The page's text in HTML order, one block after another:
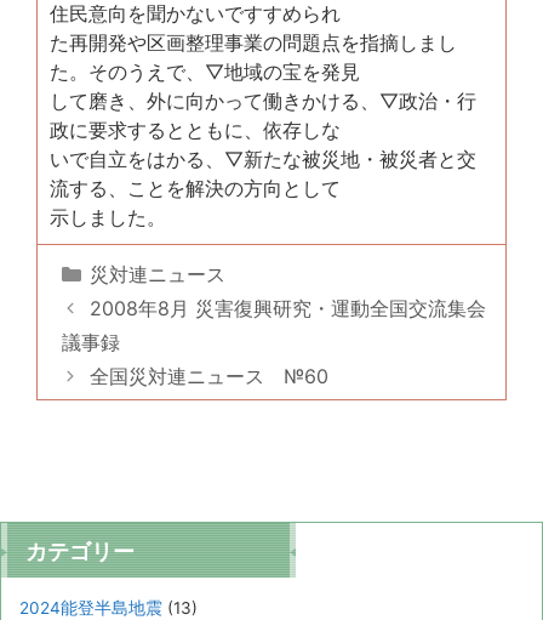
住民意向を聞かないですすめられ
た再開発や区画整理事業の問題点を指摘しまし
た。そのうえで、▽地域の宝を発見
して磨き、外に向かって働きかける、▽政治・行
政に要求するとともに、依存しな
いで自立をはかる、▽新たな被災地・被災者と交
流する、ことを解決の方向として
示しました。
カ
テ
ゴ
リ
ー
災対連ニュース
2008年8月 災害復興研究・運動全国交流集会
議事録
全国災対連ニュース №60
カテゴリー
2024能登半島地震 (13)